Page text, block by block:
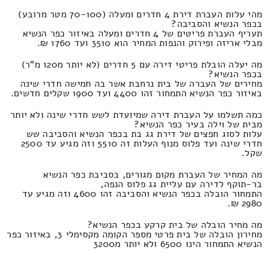
מהי עלות העברת דירת 4 חדרים ומעלה (70-100 מטר מרובע)
בכפר הנשיא והסביבה?
תעריף העברת פריטים של 4 חדרים ומעלה באיזור כפר הנשיא
מבלי אריזה ופירוק והנפות המחיר הוא 3510 ועד 1760 ₪.
מה יעלה הובלת פריטי דירה עם 5 חדרים (לא יותר מ120 מ"ר)
בכפר הנשיא?
מחירים של העברה של בית נרחבת אשר בה חמישה חדרי שינה
באיזור כפר הנשיא התמחור זהו 4400 ועד 1900 שקלים חדשים.
כמה תשלמו על העברת דירה שמיועדת לשש חדרי שינה ולא יותר
מבית של וילה בעיר כפר הנשיא?
עלות לסוג חפצים של דירת גג בת בכפר הנשיא והסביבה שש
חדרי שינה ועד פלוס מנוף העלות זה 5510 וזה מגיע עד 2500
שקל.
מה המחיר של העברת מקום מגורים, בסביבת כפר הנשיא
בר-תוקף לדירה עם עליית גג פלוס הנפה,
התמחור הובלה בכפר הנשיא והסביבה זהו 4600 וזה מגיע עד
2980 ₪.
מה מחיר הובלה של בית קרקע בכפר הנשיא?
מחירון הובלה של בית פרטי מספר הקומה מקסימלי 3, באיזור כפר
הנשיא התמחור הינו 6500 ולא יותר מ3200